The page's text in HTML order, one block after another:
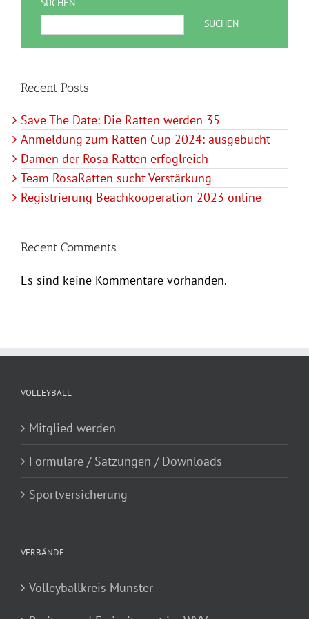
SUCHEN
Recent Posts
Save The Date: Die Ratten werden 35
Anmeldung zum Ratten Cup 2024: ausgebucht
Damen der Rosa Ratten erfoglreich
Team RosaRatten sucht Verstärkung
Registrierung Beachkooperation 2023 online
Recent Comments
Es sind keine Kommentare vorhanden.
VOLLEYBALL
Mitglied werden
Formulare / Satzungen / Downloads
Sportversicherung
VERBÄNDE
Volleyballkreis Münster